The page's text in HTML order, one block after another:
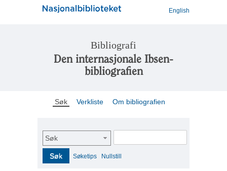
English
Bibliografi
Den internasjonale Ibsen-
bibliografien
Søk Verkliste Om bibliografien
Søk
Søk Søketips Nullstill